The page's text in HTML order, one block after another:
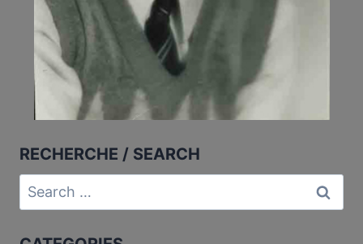
RECHERCHE / SEARCH
Search
for: